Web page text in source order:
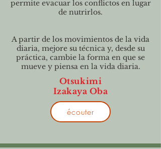
permite evacuar los conflictos en lugar
de nutrirlos.
A partir de los movimientos de la vida
diaria, mejore su técnica y, desde su
práctica, cambie la forma en que se
mueve y piensa en la vida diaria.
Otsukimi
Izakaya Oba
écouter